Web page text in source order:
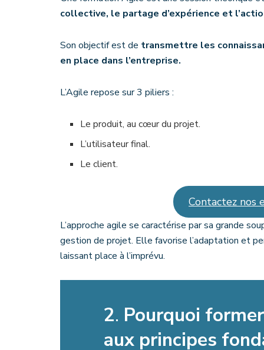
collective, le partage d’expérience et
Son objectif est de transmettre les
en place dans l’entreprise.
L’Agile repose sur 3 piliers :
Le produit, au cœur du projet.
L’utilisateur final.
Le client.
Contactez nos
L’approche agile se caractérise par sa grande
gestion de projet. Elle favorise l’adaptation et
laissant place à l’imprévu.
2. Pourquoi
aux principes